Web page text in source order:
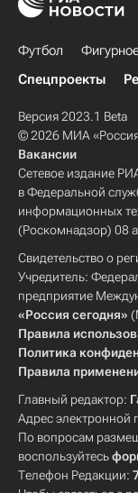
Футбол
Спецпроекты
Версия 2023.1 Beta
© 2026 МИА
Вакансии
Сетевое издание
в Федеральной
информационных
(Роскомнадзор) 08
Свидетельство о
Учредитель:
предприятие
«Россия сегодня»
Правила
Политика
Правила
Главный редактор:
Адрес электронной
По вопросам
воспользуйтесь
Телефон Редакции: